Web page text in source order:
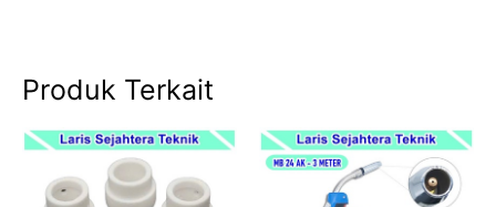
Produk Terkait